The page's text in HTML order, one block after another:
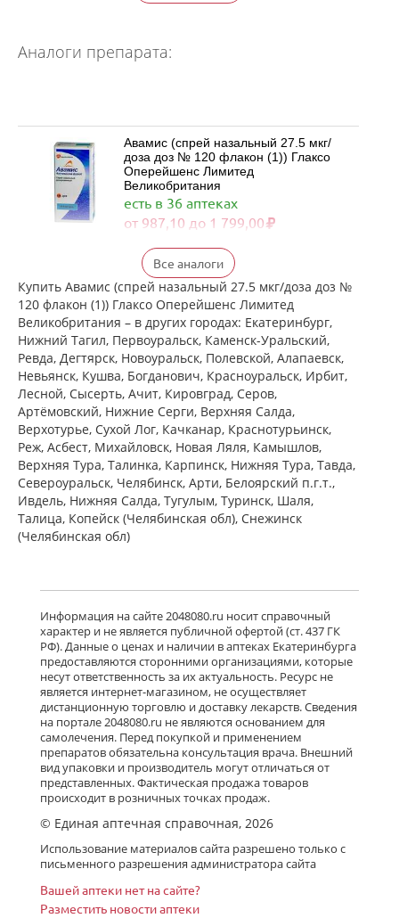
Аналоги препарата:
Авамис (спрей назальный 27.5 мкг/
доза доз № 120 флакон (1)) Глаксо
Оперейшенс Лимитед
Великобритания
есть в 36 аптеках
от 987,10 до 1 799,00
Флерзини (спрей назальный
дозированный 27.5 мкг/доза доз №
120 фл. (1)) Фармстандарт-
Лексредства ОАО г. Курск Россия
есть в 2 аптеках
от 872,00 до 872,00
Показать ещё
Все аналоги
Купить Авамис (спрей назальный 27.5 мкг/доза доз №
120 флакон (1)) Глаксо Оперейшенс Лимитед
Великобритания – в других городах: Екатеринбург,
Нижний Тагил, Первоуральск, Каменск-Уральский,
Ревда, Дегтярск, Новоуральск, Полевской, Алапаевск,
Невьянск, Кушва, Богданович, Красноуральск, Ирбит,
Лесной, Сысерть, Ачит, Кировград, Серов,
Артёмовский, Нижние Cерги, Верхняя Салда,
Верхотурье, Сухой Лог, Качканар, Краснотурьинск,
Реж, Асбест, Михайловск, Новая Ляля, Камышлов,
Верхняя Тура, Талинка, Карпинск, Нижняя Тура, Тавда,
Североуральск, Челябинск, Арти, Белоярский п.г.т.,
Ивдель, Нижняя Салда, Тугулым, Туринск, Шаля,
Талица, Копейск (Челябинская обл), Снежинск
(Челябинская обл)
Информация на сайте 2048080.ru носит справочный
характер и не является публичной офертой (ст. 437 ГК
РФ). Данные о ценах и наличии в аптеках Екатеринбурга
предоставляются сторонними организациями, которые
несут ответственность за их актуальность. Ресурс не
является интернет-магазином, не осуществляет
дистанционную торговлю и доставку лекарств. Сведения
на портале 2048080.ru не являются основанием для
самолечения. Перед покупкой и применением
препаратов обязательна консультация врача. Внешний
вид упаковки и производитель могут отличаться от
представленных. Фактическая продажа товаров
происходит в розничных точках продаж.
© Единая аптечная справочная, 2026
Использование материалов сайта разрешено только с
письменного разрешения администратора сайта
Вашей аптеки нет на сайте?
Разместить новости аптеки